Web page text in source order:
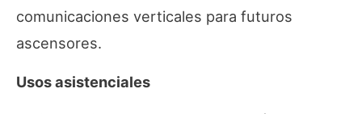
comunicaciones verticales para futuros
ascensores.
Usos asistenciales